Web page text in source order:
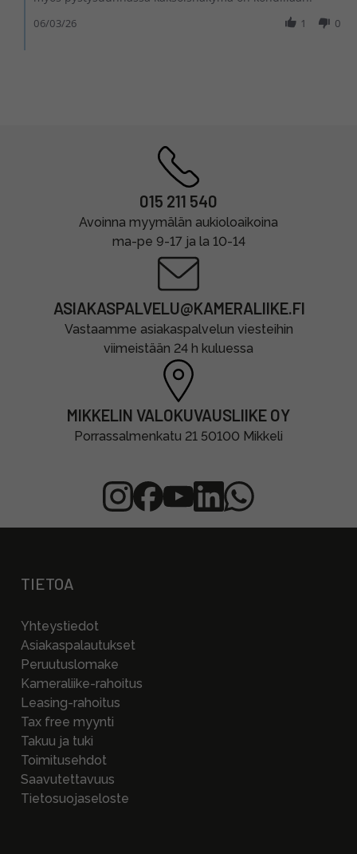
1 0
06/03/26
015 211 540
Avoinna myymälän aukioloaikoina
ma-pe 9-17 ja la 10-14
ASIAKASPALVELU@KAMERALIIKE.FI
Vastaamme asiakaspalvelun viesteihin
viimeistään 24 h kuluessa
MIKKELIN VALOKUVAUSLIIKE OY
Porrassalmenkatu 21 50100 Mikkeli
TIETOA
Yhteystiedot
Asiakaspalautukset
Peruutuslomake
Kameraliike-rahoitus
Leasing-rahoitus
Tax free myynti
Takuu ja tuki
Toimitusehdot
Saavutettavuus
Tietosuojaseloste